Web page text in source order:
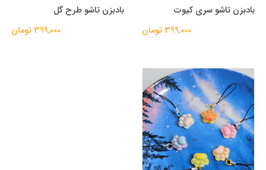
بادبزن تاشو سری کیوت
399,000 تومان
بادبزن تاشو طرح گل
399,000 تومان